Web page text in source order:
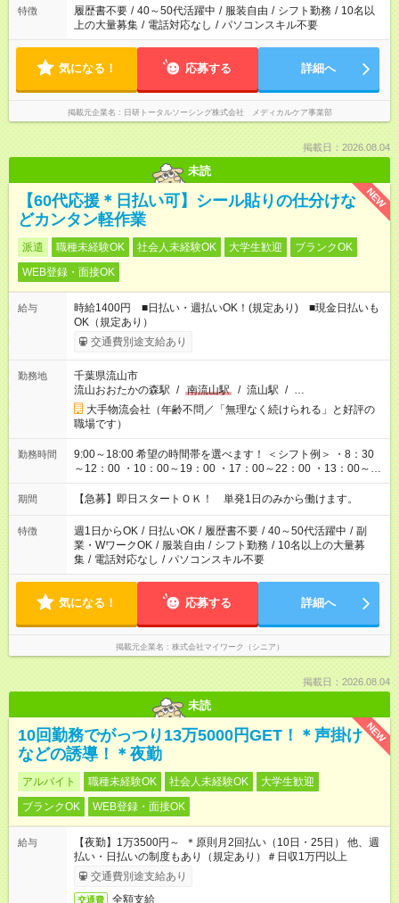
合は応募できません。
特徴 履歴書不要 / 40～50代活躍中 / 服装自由 / シフト勤務 / 10名以
上の大量募集 / 電話対応なし / パソコンスキル不要
気になる！ 応募する 詳細へ
掲載元企業名 日研トータルソーシング株式会社 メディカルケア事業部
掲載日：2026.08.04
未読
NEW
【60代応援＊日払い可】シール貼りの仕分けな
どカンタン軽作業
派遣 職種未経験OK 社会人未経験OK 大学生歓迎
ブランクOK
WEB登録・面接OK
給与
時給1400円 ■日払い・週払いOK！(規定あり) ■現金日払いも
OK（規定あり）
交通費別途支給あり
勤務地
千葉県流山市
流山おおたかの森駅 / 南流山駅 / 流山駅 / …
大手物流会社（年齢不問／「無理なく続けられる」と好評の
職場です）
勤務時間
9:00～18:00 希望の時間帯を選べます！ ＜シフト例＞ ・8：30
～12：00 ・10：00～19：00 ・17：00～22：00 ・13：00～
22：00 ・22：00～翌6：00 など
期間 【急募】即日スタートＯＫ！ 単発1日のみから働けます。
特徴 週1日からOK / 日払いOK / 履歴書不要 / 40～50代活躍中 / 副
業・WワークOK / 服装自由 / シフト勤務 / 10名以上の大量募
集 / 電話対応なし / パソコンスキル不要
気になる！ 応募する 詳細へ
掲載元企業名 株式会社マイワーク（シニア）
掲載日：2026.08.04
未読
NEW
10回勤務でがっつり13万5000円GET！＊声掛け
などの誘導！＊夜勤
アルバイト 職種未経験OK 社会人未経験OK
大学生歓迎
ブランクOK
WEB登録・面接OK
給与
【夜勤】1万3500円～ ＊原則月2回払い（10日・25日） 他、週
払い・日払いの制度もあり（規定あり）＃日収1万円以上
交通費別途支給あり
交通費 全額支給